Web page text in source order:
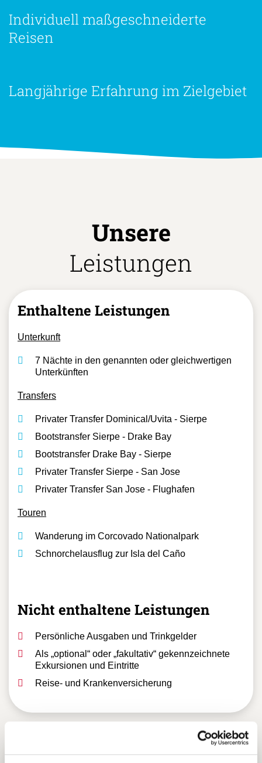
Individuell maßgeschneiderte
Reisen
Langjährige Erfahrung im Zielgebiet
Unsere
Leistungen
Enthaltene Leistungen
Unterkunft
7 Nächte in den genannten oder gleichwertigen
Unterkünften
Transfers
Privater Transfer Dominical/Uvita - Sierpe
Bootstransfer Sierpe - Drake Bay
Bootstransfer Drake Bay - Sierpe
Privater Transfer Sierpe - San Jose
Privater Transfer San Jose - Flughafen
Touren
Wanderung im Corcovado Nationalpark
Schnorchelausflug zur Isla del Caño
Nicht enthaltene Leistungen
Persönliche Ausgaben und Trinkgelder
Als „optional“ oder „fakultativ“ gekennzeichnete
Exkursionen und Eintritte
Reise- und Krankenversicherung